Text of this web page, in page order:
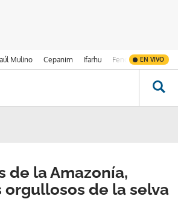
Mulino Cepanim Ifarhu Fenómeno de El
EN VIVO
de la Amazonía,
orgullosos de la selva